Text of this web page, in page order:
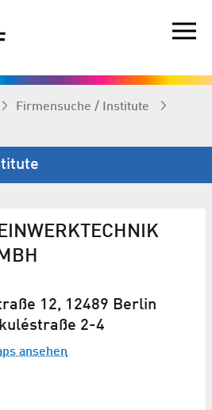
Firmen­suche / Institute
12, 12489 Berlin
2-4
ansehen